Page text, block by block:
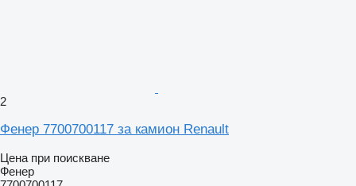
2
Фенер 7700700117 за камион Renault
Цена при поискване
Фенер